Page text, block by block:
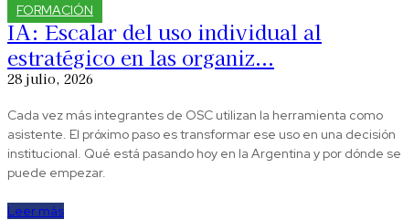
FORMACIÓN
IA: Escalar del uso individual al
estratégico en las organiz...
28 julio, 2026
Cada vez más integrantes de OSC utilizan la herramienta como
asistente. El próximo paso es transformar ese uso en una decisión
institucional. Qué está pasando hoy en la Argentina y por dónde se
puede empezar.
Leer más